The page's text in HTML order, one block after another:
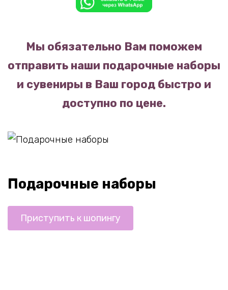
Мы обязательно Вам поможем
отправить наши подарочные наборы
и сувениры в Ваш город быстро и
доступно по цене.
Подарочные наборы
Приступить к шопингу